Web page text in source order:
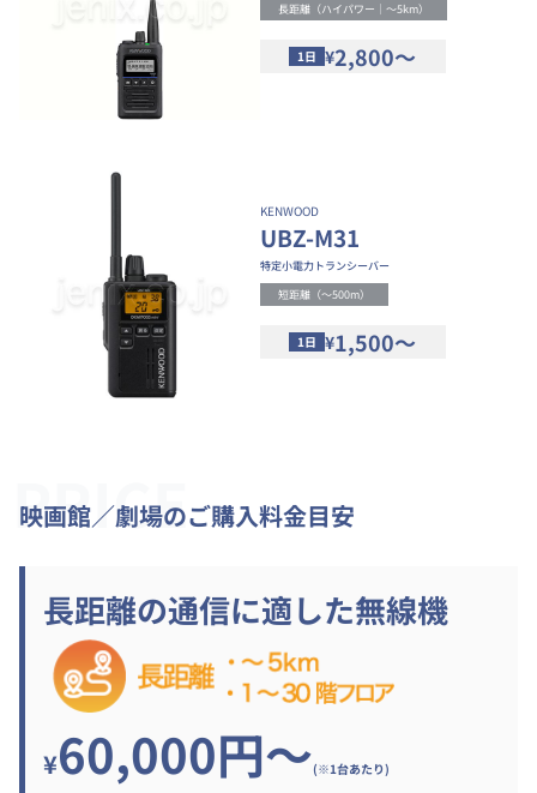
長距離（ハイパワー｜～5km）
1日 ¥2,800～
KENWOOD
UBZ-M31
特定小電力トランシーバー
短距離（～500m）
1日 ¥1,500～
PRICE
映画館／劇場のご購入料金目安
長距離の通信に適した無線機
¥60,000円～(※1台あたり)